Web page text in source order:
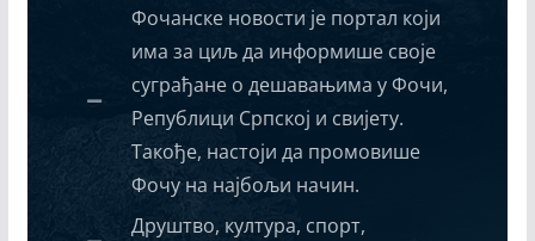
Фочанске новости је портал који
има за циљ да информише своје
суграђане о дешавањима у Фочи,
Републици Српској и свијету.
Такође, настоји да промовише
Фочу на најбољи начин.
Друштво, култура, спорт,